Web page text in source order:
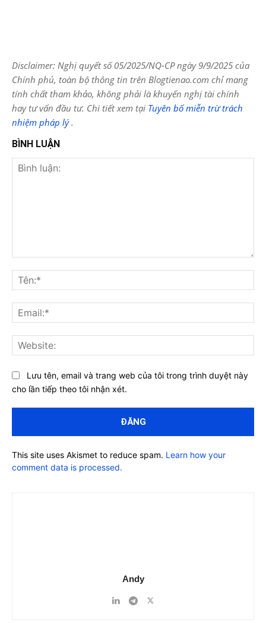
Disclaimer: Nghị quyết số 05/2025/NQ-CP ngày 9/9/2025 của
Chính phủ, toàn bộ thông tin trên Blogtienao.com chỉ mang
tính chất tham khảo, không phải là khuyến nghị tài chính
hay tư vấn đầu tư. Chi tiết xem tại Tuyên bố miễn trừ trách
nhiệm pháp lý.
BÌNH LUẬN
luận:
Lưu tên, email và trang web của tôi trong trình duyệt này
cho lần tiếp theo tôi nhận xét.
This site uses Akismet to reduce spam. Learn how your
comment data is processed.
Andy